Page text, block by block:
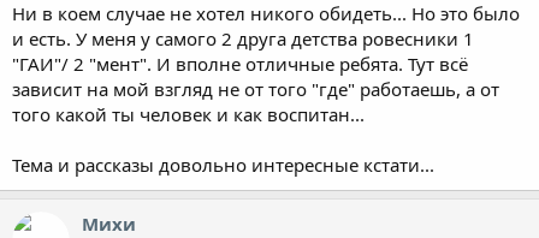
Ни в коем случае не хотел никого обидеть... Но это было
и есть. У меня у самого 2 друга детства ровесники 1
"ГАИ"/ 2 "мент". И вполне отличные ребята. Тут всё
зависит на мой взгляд не от того "где" работаешь, а от
того какой ты человек и как воспитан...
Тема и рассказы довольно интересные кстати...
Михи